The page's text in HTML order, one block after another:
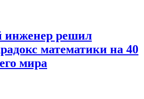
инженер решил
математики на 40
мира